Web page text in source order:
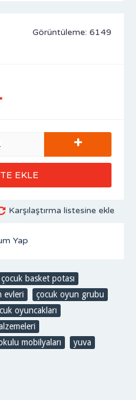
Görüntüleme: 6149
+
EKLE
Karşılaştırma listesine ekle
Yap
çocuk basket potası
evleri çocuk oyun grubu
oyuncakları
mobilyaları yuva